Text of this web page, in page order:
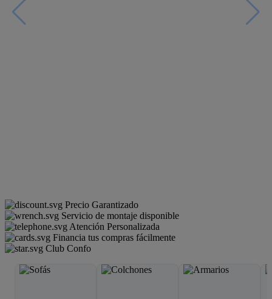
Precio Garantizado
Servicio de montaje disponible
Atención Personalizada
Financia tus compras fácilmente
Club Confo